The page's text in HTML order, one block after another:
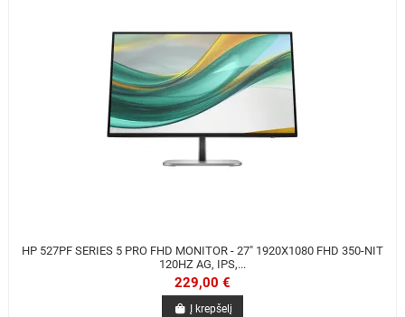
HP 527PF SERIES 5 PRO FHD MONITOR - 27" 1920X1080 FHD 350-NIT
120HZ AG, IPS,...
229,00 €
Į krepšelį